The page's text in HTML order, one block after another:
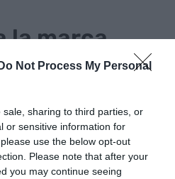
Do Not Process My Personal
sharing to third parties, or
or sensitive information for
use the below opt-out
Please note that after your
you may continue seeing
la marca
Catalana de
renovado este mes
alianza es potenciar y
de la marca Catalunya